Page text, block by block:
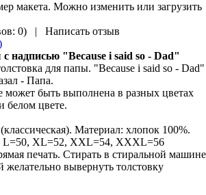
макета. Можно изменить или загрузить
0) |
Написать отзыв
с надписью "Because i said so - Dad"
для папы. "Because i said so - Dad"
- Папа.
может быть выполнена в разных цветах
белом цвете.
(классическая). Материал: хлопок 100%.
L=50, XL=52, XXL=54, XXXL=56
печать. Стирать в стиральной машине
желательно вывернуть толстовку